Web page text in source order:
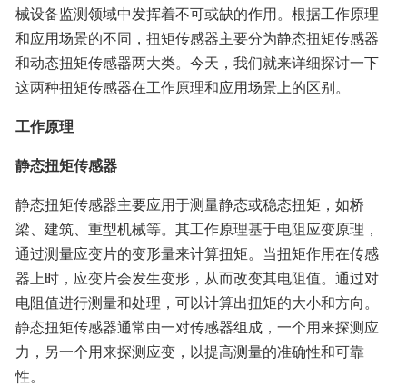
械设备监测领域中发挥着不可或缺的作用。根据工作原理
和应用场景的不同，扭矩传感器主要分为静态扭矩传感器
和动态扭矩传感器两大类。今天，我们就来详细探讨一下
这两种扭矩传感器在工作原理和应用场景上的区别。
工作原理
静态扭矩传感器
静态扭矩传感器主要应用于测量静态或稳态扭矩，如桥
梁、建筑、重型机械等。其工作原理基于电阻应变原理，
通过测量应变片的变形量来计算扭矩。当扭矩作用在传感
器上时，应变片会发生变形，从而改变其电阻值。通过对
电阻值进行测量和处理，可以计算出扭矩的大小和方向。
静态扭矩传感器通常由一对传感器组成，一个用来探测应
力，另一个用来探测应变，以提高测量的准确性和可靠
性。